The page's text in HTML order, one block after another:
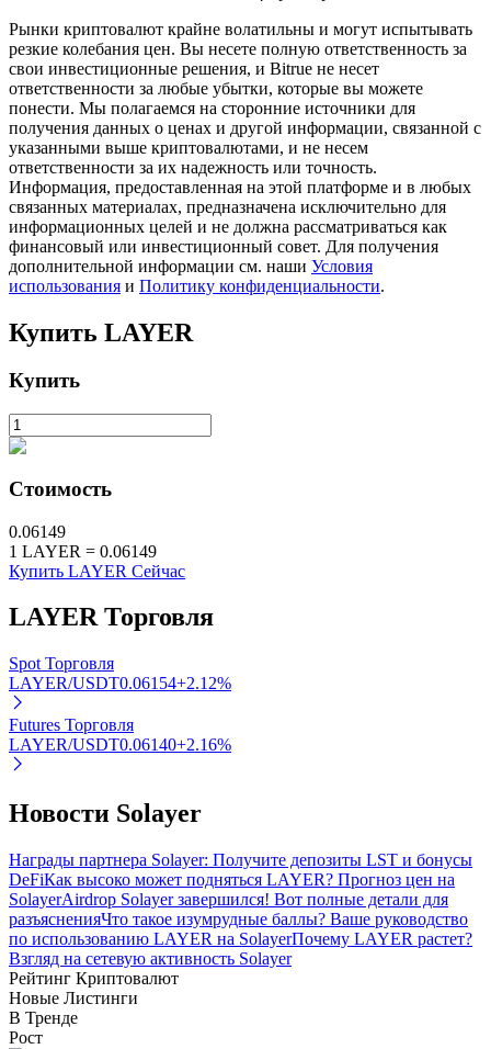
Авто Инвест
Получите долгосрочную прибыль и гибкие проценты
Bitrue
AI
Bitrue Партнеры
Партнеры Bitrue
До 65% комиссии!
Рынки криптовалют крайне волатильны и могут испытывать
резкие колебания цен. Вы несете полную ответственность за
свои инвестиционные решения, и Bitrue не несет
ответственности за любые убытки, которые вы можете
понести. Мы полагаемся на сторонние источники для
получения данных о ценах и другой информации, связанной с
указанными выше криптовалютами, и не несем
ответственности за их надежность или точность.
Информация, предоставленная на этой платформе и в любых
связанных материалах, предназначена исключительно для
информационных целей и не должна рассматриваться как
финансовый или инвестиционный совет. Для получения
дополнительной информации см. наши Условия
использования и Политику конфиденциальности.
Купить LAYER
Купить
Стоимость
0.06149
1 LAYER = 0.06149
Купить LAYER Сейчас
LAYER Торговля
Spot Торговля
LAYER/USDT0.06154+2.12%
Futures Торговля
LAYER/USDT0.06140+2.16%
Новости Solayer
Награды партнера Solayer: Получите депозиты LST и бонусы
DeFiКак высоко может подняться LAYER? Прогноз цен на
SolayerAirdrop Solayer завершился! Вот полные детали для
разъясненияЧто такое изумрудные баллы? Ваше руководство
по использованию LAYER на SolayerПочему LAYER растет?
Взгляд на сетевую активность Solayer
Рейтинг Криптовалют
Новые Листинги
В Тренде
Рост